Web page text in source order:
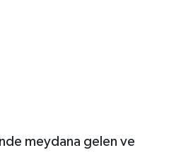
meydana gelen ve